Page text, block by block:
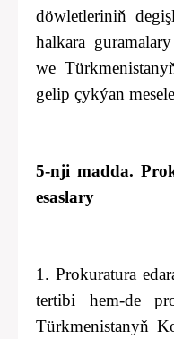
döwletleriniň
halkara
we
gelip çykýan
5-nji madda.
esaslary
1. Prokuratura
tertibi hem-de
Türkmenistanyň